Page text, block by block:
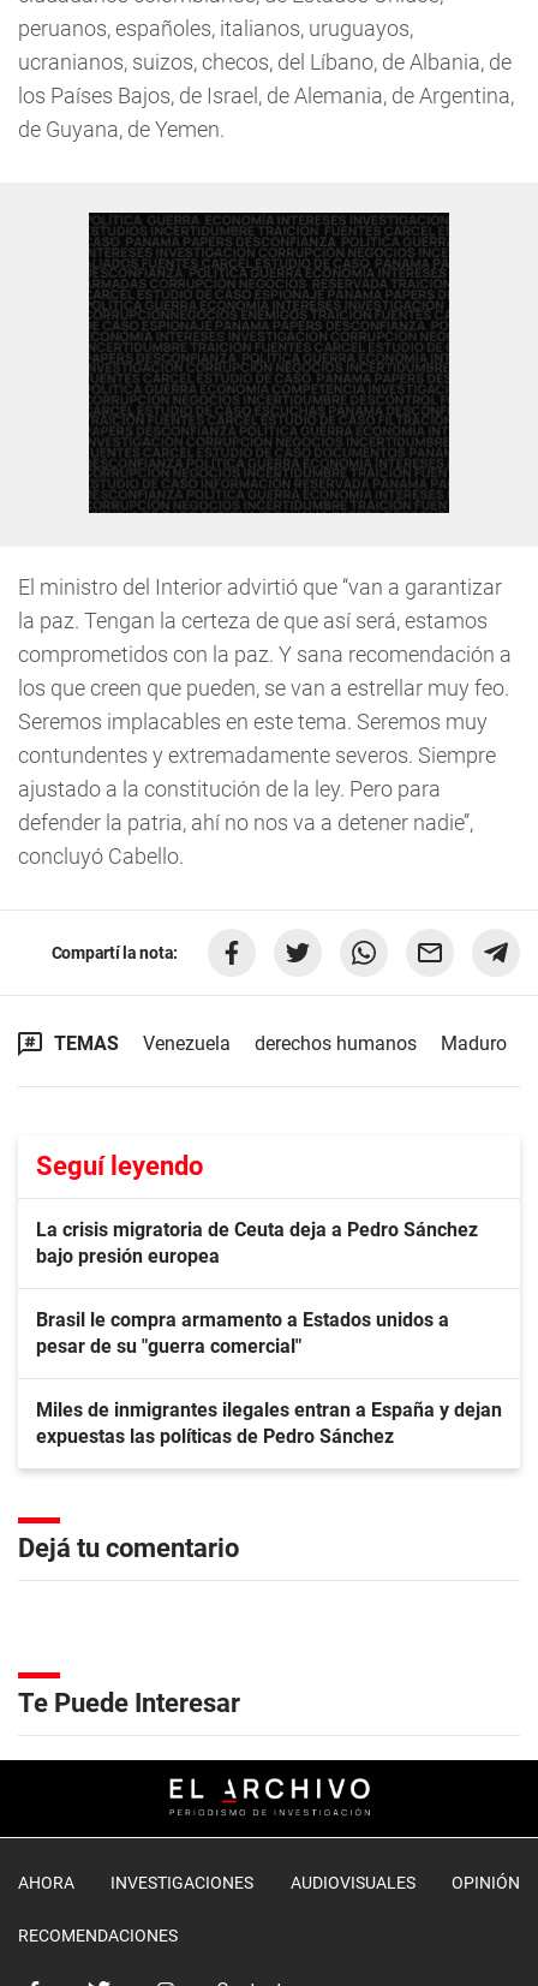
peruanos, españoles, italianos, uruguayos,
ucranianos, suizos, checos, del Líbano, de Albania, de
los Países Bajos, de Israel, de Alemania, de Argentina,
de Guyana, de Yemen.
El ministro del Interior advirtió que ‘‘van a garantizar
la paz. Tengan la certeza de que así será, estamos
comprometidos con la paz. Y sana recomendación a
los que creen que pueden, se van a estrellar muy feo.
Seremos implacables en este tema. Seremos muy
contundentes y extremadamente severos. Siempre
ajustado a la constitución de la ley. Pero para
defender la patria, ahí no nos va a detener nadie’’,
concluyó Cabello.
Compartí la nota:
TEMAS Venezuela derechos humanos Maduro
Seguí leyendo
La crisis migratoria de Ceuta deja a Pedro Sánchez
bajo presión europea
Brasil le compra armamento a Estados unidos a
pesar de su "guerra comercial"
Miles de inmigrantes ilegales entran a España y dejan
expuestas las políticas de Pedro Sánchez
Dejá tu comentario
Te Puede Interesar
AHORA INVESTIGACIONES AUDIOVISUALES OPINIÓN
RECOMENDACIONES